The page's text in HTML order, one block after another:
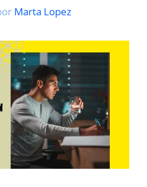
Marta Lopez